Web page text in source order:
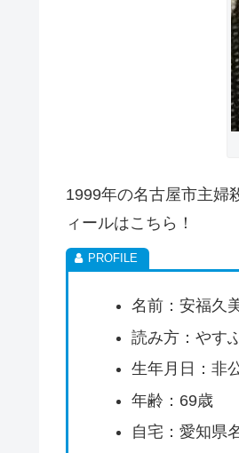
1999年の名古屋市主婦
ィールはこちら！
名前：安福久
読み方：やす
生年月日：非
年齢：69歳
自宅：愛知県